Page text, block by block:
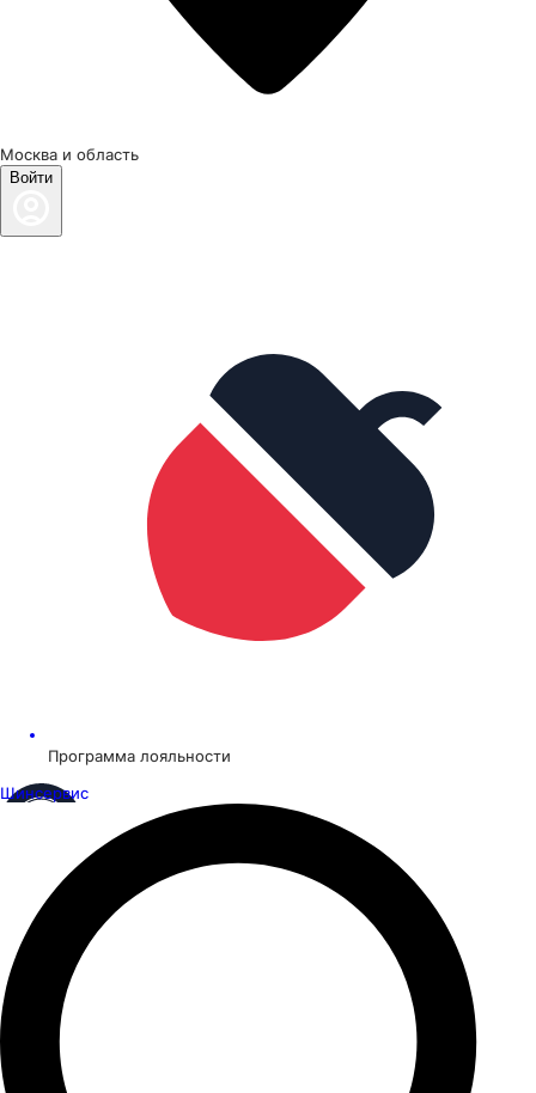
Москва и область
Войти
Программа лояльности
Шинсервис